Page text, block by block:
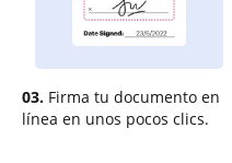
03. Firma tu documento en
línea en unos pocos clics.